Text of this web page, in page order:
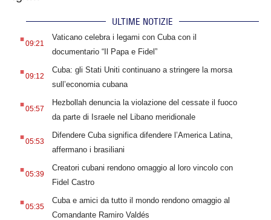
ULTIME NOTIZIE
.09:21
Vaticano celebra i legami con Cuba con il
documentario “Il Papa e Fidel”
.09:12
Cuba: gli Stati Uniti continuano a stringere la morsa
sull’economia cubana
.05:57
Hezbollah denuncia la violazione del cessate il fuoco
da parte di Israele nel Libano meridionale
.05:53
Difendere Cuba significa difendere l’America Latina,
affermano i brasiliani
.05:39
Creatori cubani rendono omaggio al loro vincolo con
Fidel Castro
.05:35
Cuba e amici da tutto il mondo rendono omaggio al
Comandante Ramiro Valdés